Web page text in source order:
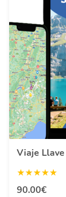
Viaje
★★★★★
90.00€